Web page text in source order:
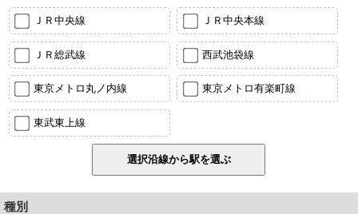
ＪＲ中央線 ＪＲ中央本線
ＪＲ総武線 西武池袋線
東京メトロ丸ノ内線 東京メトロ有楽町線
東武東上線
種別